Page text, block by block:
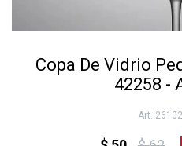
Copa De Vidrio
42258 -